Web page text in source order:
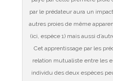
par le prédateur aura un
autres proies de même
(ici, espèce 1) mais aussi
Cet apprentissage par les
relation mutualiste entre les
individu des deux espèces